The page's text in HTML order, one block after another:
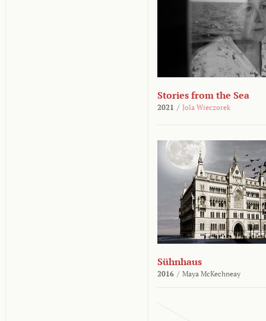
Stories from the Sea
2021 / Jola Wieczorek
Sühnhaus
2016 / Maya McKechneay